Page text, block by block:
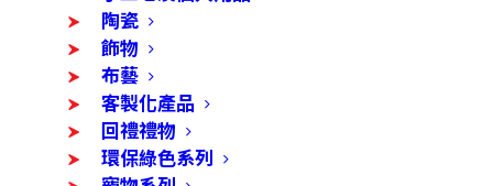
陶瓷
飾物
布藝
客製化產品
回禮禮物
環保綠色系列